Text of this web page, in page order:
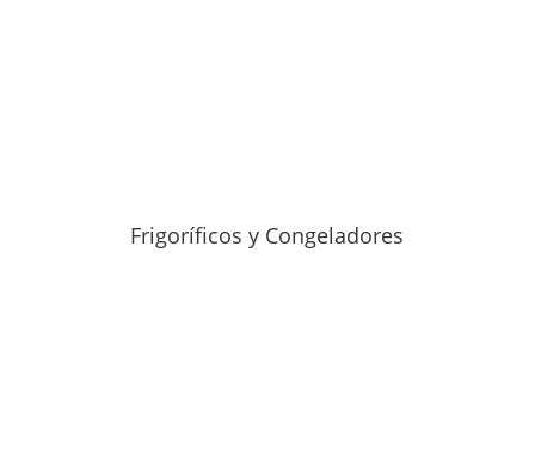
Frigoríficos y Congeladores